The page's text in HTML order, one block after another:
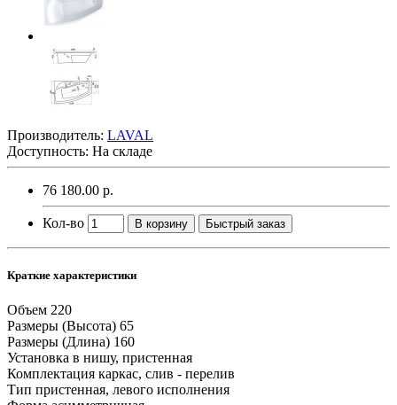
Производитель: LAVAL
Доступность: На складе
76 180.00 р.
Кол-во В корзину Быстрый заказ
Краткие характеристики
Объем 220
Размеры (Высота) 65
Размеры (Длина) 160
Установка в нишу, пристенная
Комплектация каркас, слив - перелив
Тип пристенная, левого исполнения